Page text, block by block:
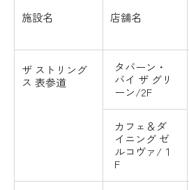
施設名 店舗名
ザ ストリング
ス 表参道
タバーン・
バイ ザ グリ
ーン/2F
カフェ＆ダ
イニング ゼ
ルコヴァ/１
F